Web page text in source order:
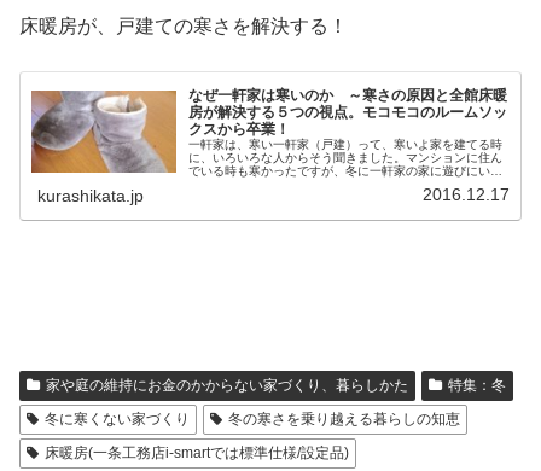
床暖房が、戸建ての寒さを解決する！
なぜ一軒家は寒いのか ～寒さの原因と全館床暖
房が解決する５つの視点。モコモコのルームソッ
クスから卒業！
一軒家は、寒い一軒家（戸建）って、寒いよ家を建てる時
に、いろいろな人からそう聞きました。マンションに住ん
でいる時も寒かったですが、冬に一軒家の家に遊びにいっ
kurashikata.jp 2016.12.17
家や庭の維持にお金のかからない家づくり、暮らしかた
特集：冬
冬に寒くない家づくり
冬の寒さを乗り越える暮らしの知恵
床暖房(一条工務店i-smartでは標準仕様/設定品)